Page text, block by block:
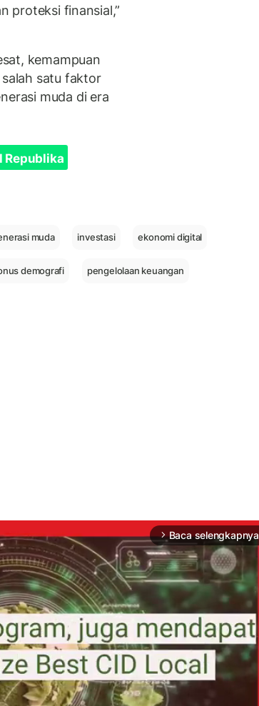
proteksi finansial,”
kemampuan
satu faktor
muda di era
Republika
muda investasi ekonomi digital
demografi pengelolaan keuangan
arrow_forward_ios Baca selengkapnya